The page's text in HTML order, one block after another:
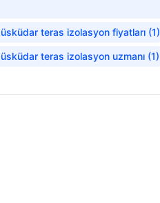
üsküdar teras izolasyon fiyatları(1)
üsküdar teras izolasyon uzmanı(1)